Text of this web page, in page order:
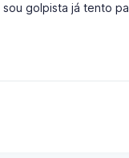
golpista já tento